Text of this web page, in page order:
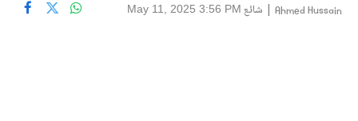
Ahmed Hussain
| شائع May 11, 2025 3:56 PM